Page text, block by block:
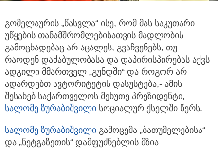
გომელაურის „წასვლა“ ისე, რომ მას საკუთარი
უწყების თანამშრომლებისათვის მადლობის
გამოცხადებაც არ აცალეს, გვაჩვენებს, თუ
რაოდენ დაძაბულობასა და დაპირისპირებას აქვს
ადგილი მმართველ „გუნდში“ და როგორ არ
ადარდებთ ავტორიტეტის დასუსტება,- ამის
შესახებ საქართველოს მეხუთე პრეზიდენტი,
სალომე ზურაბიშვილი სოციალურ ქსელში წერს.
სალომე ზურაბიშვილი გამოცემა „ბათუმელებისა“
და „ნეტგაზეთის“ დამფუძნებლის მზია